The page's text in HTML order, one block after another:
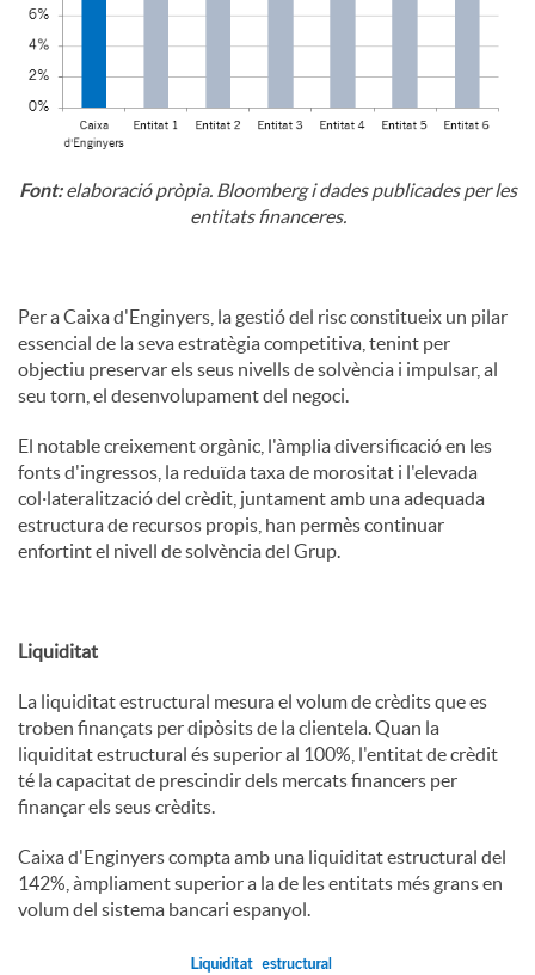
Font:elaboració pròpia. Bloomberg i dades publicades per les
entitats financeres.
Per a Caixa d'Enginyers, la gestió del risc constitueix un pilar
essencial de la seva estratègia competitiva, tenint per
objectiu preservar els seus nivells de solvència i impulsar, al
seu torn, el desenvolupament del negoci.
El notable creixement orgànic, l'àmplia diversificació en les
fonts d'ingressos, la reduïda taxa de morositat i l'elevada
col·lateralització del crèdit, juntament amb una adequada
estructura de recursos propis, han permès continuar
enfortint el nivell de solvència del Grup.
Liquiditat
La liquiditat estructural mesura el volum de crèdits que es
troben finançats per dipòsits de la clientela. Quan la
liquiditat estructural és superior al 100%, l'entitat de crèdit
té la capacitat de prescindir dels mercats financers per
finançar els seus crèdits.
Caixa d'Enginyers compta amb una liquiditat estructural del
142%, àmpliament superior a la de les entitats més grans en
volum del sistema bancari espanyol.